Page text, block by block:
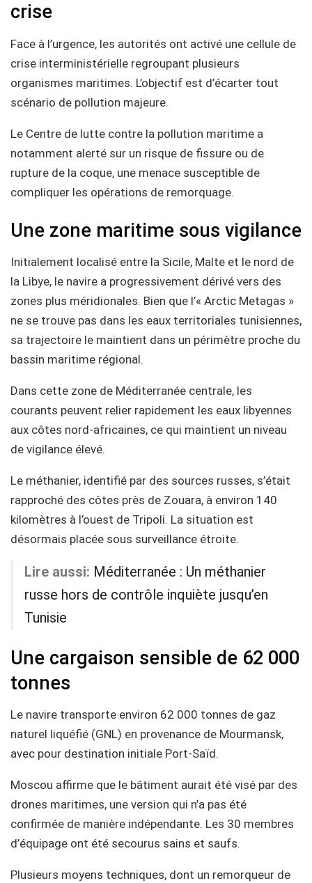
crise
Face à l’urgence, les autorités ont activé une cellule de
crise interministérielle regroupant plusieurs
organismes maritimes. L’objectif est d’écarter tout
scénario de pollution majeure.
Le Centre de lutte contre la pollution maritime a
notamment alerté sur un risque de fissure ou de
rupture de la coque, une menace susceptible de
compliquer les opérations de remorquage.
Une zone maritime sous vigilance
Initialement localisé entre la Sicile, Malte et le nord de
la Libye, le navire a progressivement dérivé vers des
zones plus méridionales. Bien que l’« Arctic Metagas »
ne se trouve pas dans les eaux territoriales tunisiennes,
sa trajectoire le maintient dans un périmètre proche du
bassin maritime régional.
Dans cette zone de Méditerranée centrale, les
courants peuvent relier rapidement les eaux libyennes
aux côtes nord-africaines, ce qui maintient un niveau
de vigilance élevé.
Le méthanier, identifié par des sources russes, s’était
rapproché des côtes près de Zouara, à environ 140
kilomètres à l’ouest de Tripoli. La situation est
désormais placée sous surveillance étroite.
Lire aussi: Méditerranée : Un méthanier
russe hors de contrôle inquiète jusqu’en
Tunisie
Une cargaison sensible de 62 000
tonnes
Le navire transporte environ 62 000 tonnes de gaz
naturel liquéfié (GNL) en provenance de Mourmansk,
avec pour destination initiale Port-Saïd.
Moscou affirme que le bâtiment aurait été visé par des
drones maritimes, une version qui n’a pas été
confirmée de manière indépendante. Les 30 membres
d’équipage ont été secourus sains et saufs.
Plusieurs moyens techniques, dont un remorqueur de